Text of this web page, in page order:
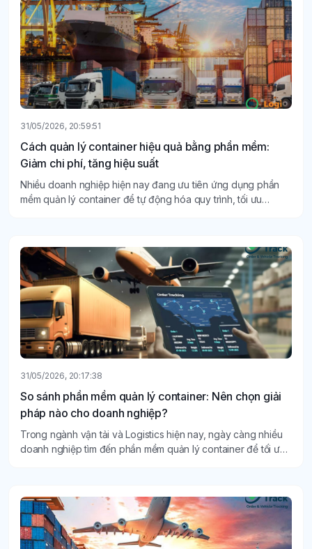
31/05/2026, 20:59:51
Cách quản lý container hiệu quả bằng phần mềm:
Giảm chi phí, tăng hiệu suất
Nhiều doanh nghiệp hiện nay đang ưu tiên ứng dụng phần
mềm quản lý container để tự động hóa quy trình, tối ưu
31/05/2026, 20:17:38
So sánh phần mềm quản lý container: Nên chọn giải
pháp nào cho doanh nghiệp?
Trong ngành vận tải và Logistics hiện nay, ngày càng nhiều
doanh nghiệp tìm đến phần mềm quản lý container để tối ưu